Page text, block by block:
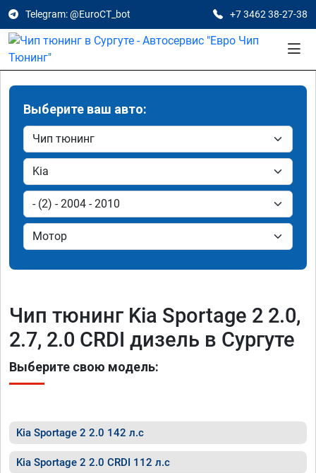
Telegram: @EuroCT_bot +7 3462 38-27-38
Выберите ваш авто:
Чип тюнинг Kia Sportage 2 2.0,
2.7, 2.0 CRDI дизель в Сургуте
Выберите свою модель:
Kia Sportage 2 2.0 142 л.с
Kia Sportage 2 2.0 CRDI 112 л.с